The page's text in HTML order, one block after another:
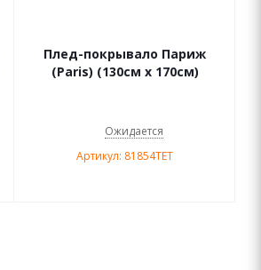
Плед-покрывало Париж
(Paris) (130см х 170см)
Ожидается
Артикул: 81854TET